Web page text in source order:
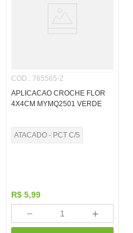
COD.: 765565-2
APLICACAO CROCHE FLOR
4X4CM MYMQ2501 VERDE
ATACADO - PCT C/5
R$ 5,99
＋
－